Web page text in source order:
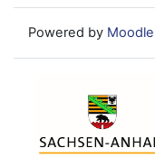
Powered by Moodle